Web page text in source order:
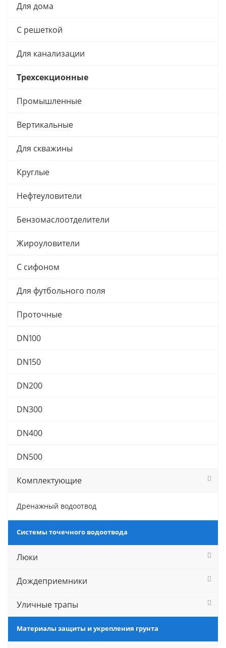
Для дома
С решеткой
Для канализации
Трехсекционные
Промышленные
Вертикальные
Для скважины
Круглые
Нефтеуловители
Бензомаслоотделители
Жироуловители
С сифоном
Для футбольного поля
Проточные
DN100
DN150
DN200
DN300
DN400
DN500
Комплектующие
Дренажный водоотвод
Системы точечного водоотвода
Люки
Дождеприемники
Уличные трапы
Материалы защиты и укрепления грунта